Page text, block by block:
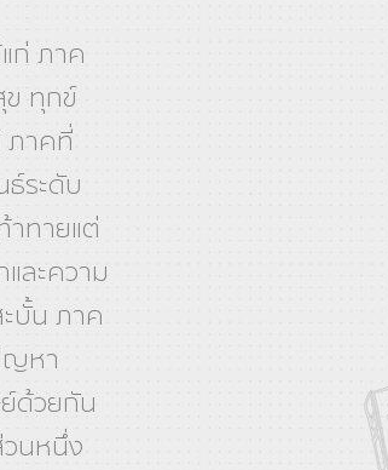
ก่ ภาค
ข ทุกข์
ภาคที่
ธ์ระดับ
ทายแต่
ละความ
ะบั้น ภาค
ญหา
ด้วยกัน
นหนึ่ง